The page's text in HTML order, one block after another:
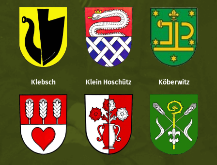
Klebsch Klein Hoschütz Köberwitz